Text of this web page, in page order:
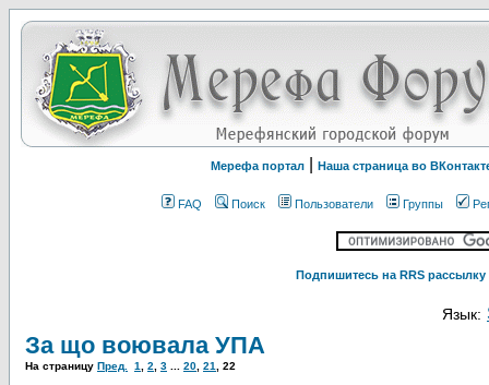
Мерефа портал Наша страница во
FAQ Поиск Пользователи Группы
Подпишитесь на RRS
Язык:
За що воювала УПА
На страницу Пред. 1 2 3 20 21 22